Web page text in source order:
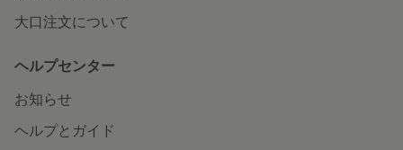
大口注文について
ヘルプセンター
お知らせ
ヘルプとガイド